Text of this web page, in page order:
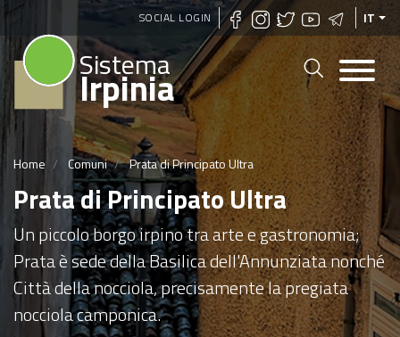
Salta
al
contenuto
principale
SOCIAL LOGIN IT
Sistema
Irpinia
Home Comuni Prata di Principato Ultra
Prata di Principato Ultra
Un piccolo borgo irpino tra arte e gastronomia;
Prata è sede della Basilica dell'Annunziata nonché
Città della nocciola, precisamente la pregiata
nocciola camponica.